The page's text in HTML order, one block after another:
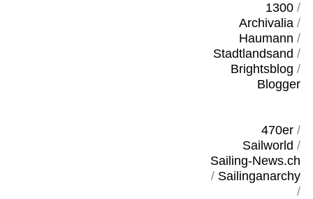
1300/
Archivalia/
Haumann /
Stadtlandsand /
Brightsblog /
Blogger
470er/
Sailworld /
Sailing-News.ch
/ Sailinganarchy
/